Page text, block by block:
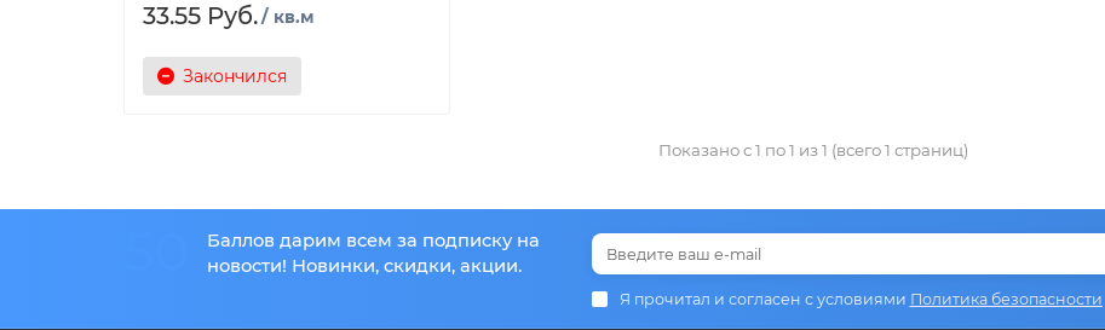
33.55 Руб./ кв.м
Закончился
Показано с 1 по 1 из 1 (всего 1 страниц)
Баллов дарим всем за подписку на
новости! Новинки, скидки, акции.
Я прочитал и согласен с условиями Политика безопасности